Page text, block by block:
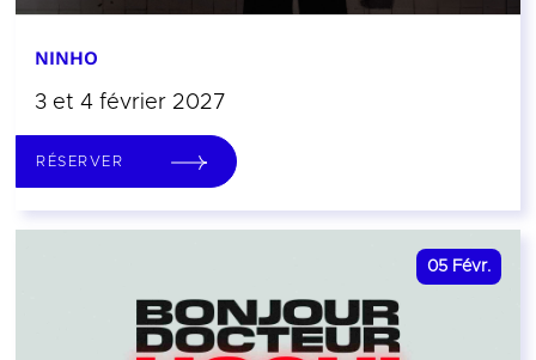
NINHO
3 et 4 février 2027
RÉSERVER
05 Févr.